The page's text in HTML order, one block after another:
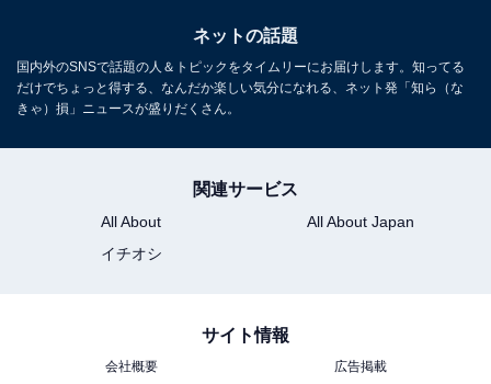
ネットの話題
国内外のSNSで話題の人＆トピックをタイムリーにお届けします。知ってる
だけでちょっと得する、なんだか楽しい気分になれる、ネット発「知ら（な
きゃ）損」ニュースが盛りだくさん。
関連サービス
All About
All About Japan
イチオシ
サイト情報
会社概要
広告掲載